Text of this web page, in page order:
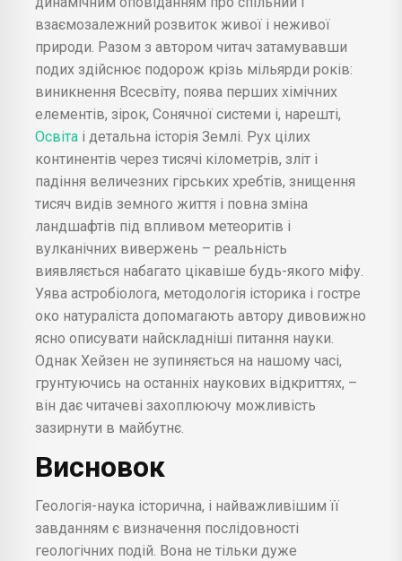
взаємозалежний розвиток живої і неживої
природи. Разом з автором читач затамувавши
подих здійснює подорож крізь мільярди років:
виникнення Всесвіту, поява перших хімічних
елементів, зірок, Сонячної системи і, нарешті,
Освіта і детальна історія Землі. Рух цілих
континентів через тисячі кілометрів, зліт і
падіння величезних гірських хребтів, знищення
тисяч видів земного життя і повна зміна
ландшафтів під впливом метеоритів і
вулканічних вивержень – реальність
виявляється набагато цікавіше будь-якого міфу.
Уява астробіолога, методологія історика і гостре
око натураліста допомагають автору дивовижно
ясно описувати найскладніші питання науки.
Однак Хейзен не зупиняється на нашому часі,
грунтуючись на останніх наукових відкриттях, –
він дає читачеві захоплюючу можливість
зазирнути в майбутнє.
Висновок
Геологія-наука історична, і найважливішим її
завданням є визначення послідовності
геологічних подій. Вона не тільки дуже